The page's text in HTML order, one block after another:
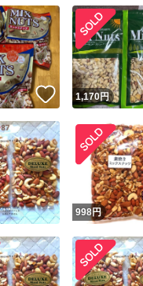
いいね！
1,170円
998円